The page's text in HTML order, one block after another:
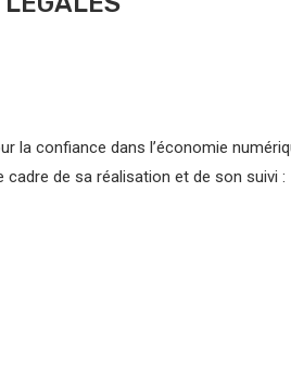
la confiance dans l’économie
cadre de sa réalisation et de son suivi :